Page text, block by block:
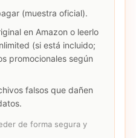
(muestra oficial).
en Amazon o leerlo
(si está incluido;
promocionales según
falsos que dañen
de forma segura y